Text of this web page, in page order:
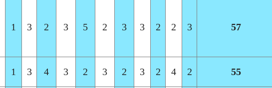
1 3 2 3 5 2 3 3 2 2 3 57
1 3 4 3 2 3 2 3 2 4 2 55